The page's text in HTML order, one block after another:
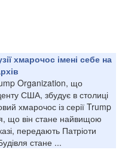
хмарочос імені себе на
Organization, що
США, збудує в столиці
хмарочос із серії Trump
що він стане найвищою
передають Патріоти
стане ...